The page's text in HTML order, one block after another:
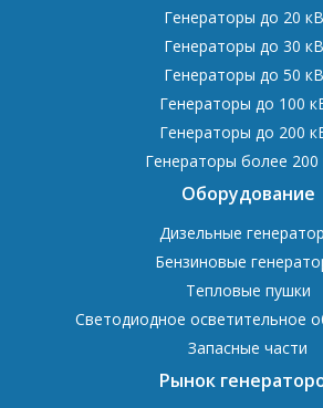
Генераторы до 20
Генераторы до 30
Генераторы до 50
Генераторы до 100
Генераторы до 200
Генераторы более 200
Оборудование
Дизельные
Бензиновые
Тепловые пушки
Светодиодное осветительное
Запасные части
Рынок